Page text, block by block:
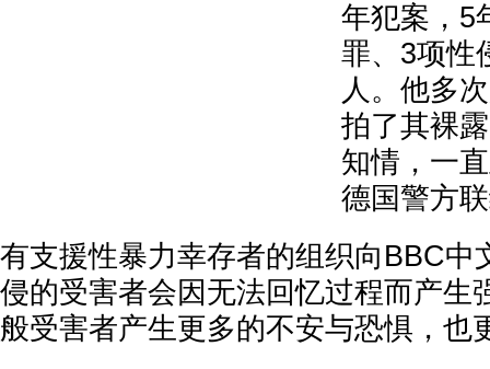
年犯案，5
罪、3项性
人。他多
拍了其裸
知情，一
德国警方
有支援性暴力幸存者的组织向BBC中
侵的受害者会因无法回忆过程而产生
般受害者产生更多的不安与恐惧，也